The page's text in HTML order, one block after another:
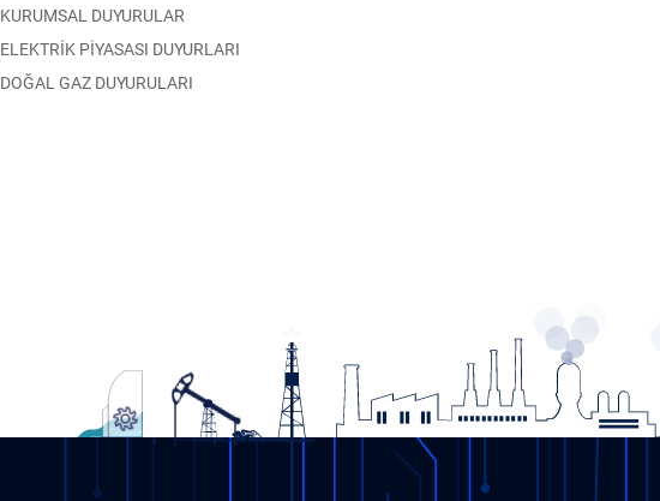
KURUMSAL DUYURULAR
ELEKTRİK PİYASASI DUYURLARI
DOĞAL GAZ DUYURULARI